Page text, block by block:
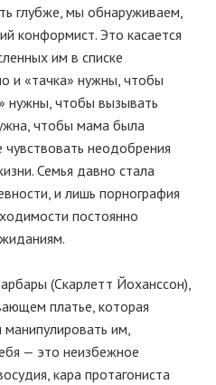
глубже, мы обнаруживаем,
конформист. Это касается
им в списке
и «тачка» нужны, чтобы
нужны, чтобы вызывать
чтобы мама была
неодобрения
Семья давно стала
и лишь порнография
постоянно
(Скарлетт Йоханссон),
платье, которая
им,
— это неизбежное
кара протагониста